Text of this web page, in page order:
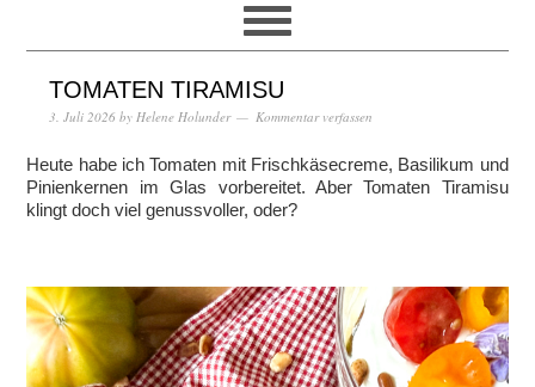
TOMATEN TIRAMISU
3. Juli 2026 by Helene Holunder Kommentar verfassen
Heute habe ich Tomaten mit Frischkäsecreme, Basilikum und
Pinienkernen im Glas vorbereitet. Aber Tomaten Tiramisu
klingt doch viel genussvoller, oder?